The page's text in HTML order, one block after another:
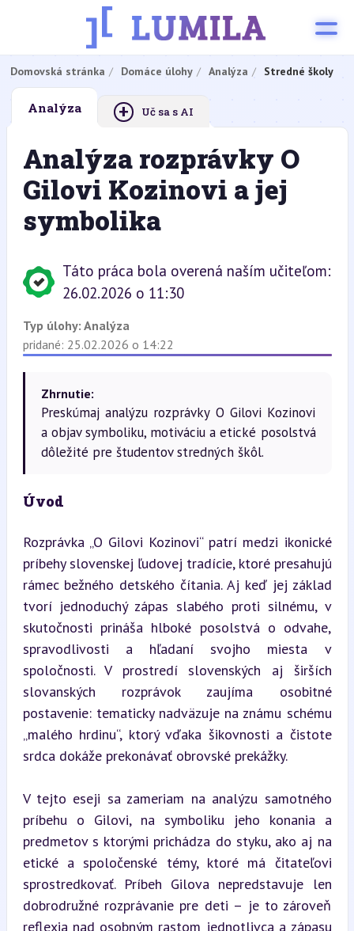
Domovská stránka Domáce úlohy Analýza Stredné školy
Analýza + Uč sa s AI
Analýza rozprávky O
Gilovi Kozinovi a jej
symbolika
Táto práca bola overená naším učiteľom:
26.02.2026 o 11:30
Typ úlohy: Analýza
pridané: 25.02.2026 o 14:22
Zhrnutie:
Preskúmaj analýzu rozprávky O Gilovi Kozinovi
a objav symboliku, motiváciu a etické posolstvá
dôležité pre študentov stredných škôl.
Úvod
Rozprávka „O Gilovi Kozinovi“ patrí medzi ikonické
príbehy slovenskej ľudovej tradície, ktoré presahujú
rámec bežného detského čítania. Aj keď jej základ
tvorí jednoduchý zápas slabého proti silnému, v
skutočnosti prináša hlboké posolstvá o odvahe,
spravodlivosti a hľadaní svojho miesta v
spoločnosti. V prostredí slovenských aj širších
slovanských rozprávok zaujíma osobitné
postavenie: tematicky nadväzuje na známu schému
„malého hrdinu“, ktorý vďaka šikovnosti a čistote
srdca dokáže prekonávať obrovské prekážky.
V tejto eseji sa zameriam na analýzu samotného
príbehu o Gilovi, na symboliku jeho konania a
predmetov s ktorými prichádza do styku, ako aj na
etické a spoločenské témy, ktoré má čitateľovi
sprostredkovať. Príbeh Gilova nepredstavuje len
dobrodružné rozprávanie pre deti – je to zároveň
reflexia nad osobným rastom jednotlivca a zápasu